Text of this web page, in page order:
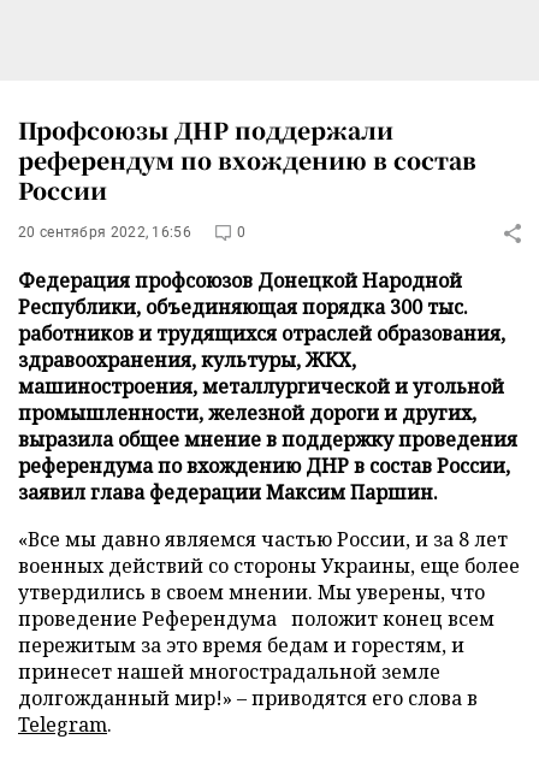
Профсоюзы ДНР поддержали
референдум по вхождению в состав
России
20 сентября 2022, 16:56 0
Федерация профсоюзов Донецкой Народной
Республики, объединяющая порядка 300 тыс.
работников и трудящихся отраслей образования,
здравоохранения, культуры, ЖКХ,
машиностроения, металлургической и угольной
промышленности, железной дороги и других,
выразила общее мнение в поддержку проведения
референдума по вхождению ДНР в состав России,
заявил глава федерации Максим Паршин.
«Все мы давно являемся частью России, и за 8 лет
военных действий со стороны Украины, еще более
утвердились в своем мнении. Мы уверены, что
проведение Референдума положит конец всем
пережитым за это время бедам и горестям, и
принесет нашей многострадальной земле
долгожданный мир!» – приводятся его слова в
Telegram.